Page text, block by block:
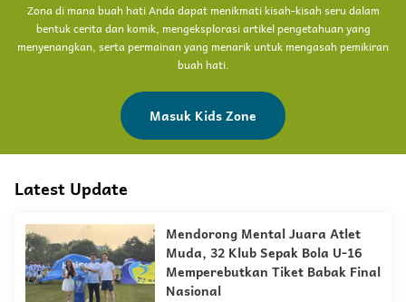
Zona di mana buah hati Anda dapat menikmati kisah-kisah seru dalam
bentuk cerita dan komik, mengeksplorasi artikel pengetahuan yang
menyenangkan, serta permainan yang menarik untuk mengasah pemikiran
buah hati.
Masuk Kids Zone
Latest Update
Mendorong Mental Juara Atlet
Muda, 32 Klub Sepak Bola U-16
Memperebutkan Tiket Babak Final
Nasional